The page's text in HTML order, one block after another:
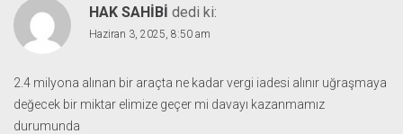
HAK SAHIBI dedi ki:
Haziran 3, 2025, 8:50 am
2.4 milyona alınan bir araçta ne kadar vergi iadesi alınır uğraşmaya
değecek bir miktar elimize geçer mi davayı kazanmamız
durumunda